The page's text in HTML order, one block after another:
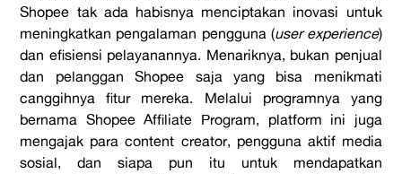
Shopee tak ada habisnya menciptakan inovasi untuk
meningkatkan pengalaman pengguna (user experience)
dan efisiensi pelayanannya. Menariknya, bukan penjual
dan pelanggan Shopee saja yang bisa menikmati
canggihnya fitur mereka. Melalui programnya yang
bernama Shopee Affiliate Program, platform ini juga
mengajak para content creator, pengguna aktif media
sosial, dan siapa pun itu untuk mendapatkan